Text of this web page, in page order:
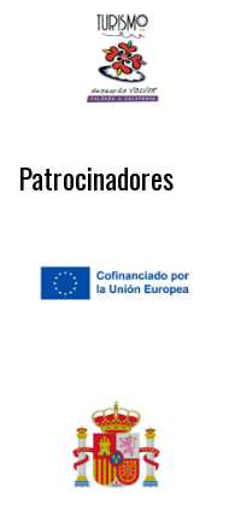
Patrocinadores